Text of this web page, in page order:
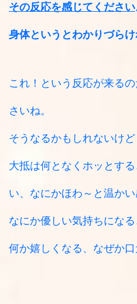
その反応を感じてください
身体というとわかりづら
これ！という反応が来る
さいね。
そうなるかもしれないけど
大抵は何となくホッとす
い、なにかほわ～と温かい
なにか優しい気持ちになる
何か嬉しくなる、なぜか